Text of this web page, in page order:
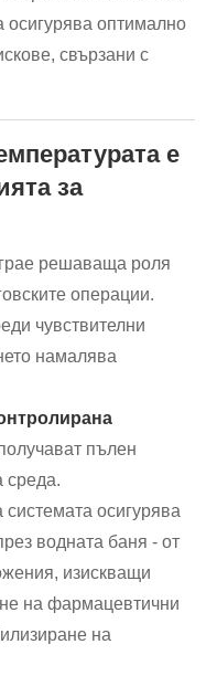
осигурява оптимално
свързани с
е
за
решаваща роля
операции.
чувствителни
намалява
пълен
среда.
осигурява
водната баня - от
изискващи
на фармацевтични
на